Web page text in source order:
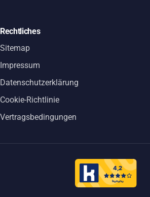
Rechtliches
Sitemap
Impressum
Datenschutzerklärung
Cookie-Richtlinie
Vertragsbedingungen